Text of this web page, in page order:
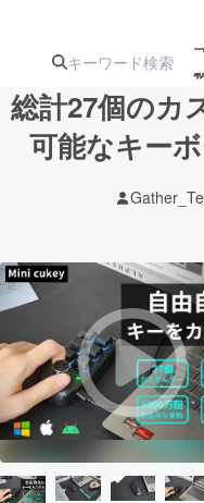
ターン
注目
ジェク
アート・写真
テクノロジー
映像・映画
ビジネス・起
総計27個のカ
可能なキー